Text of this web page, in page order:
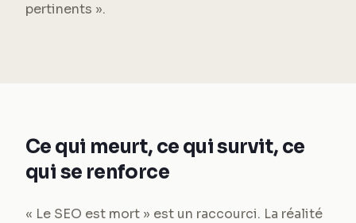
pertinents ».
Ce qui meurt, ce qui survit, ce
qui se renforce
« Le SEO est mort » est un raccourci. La réalité